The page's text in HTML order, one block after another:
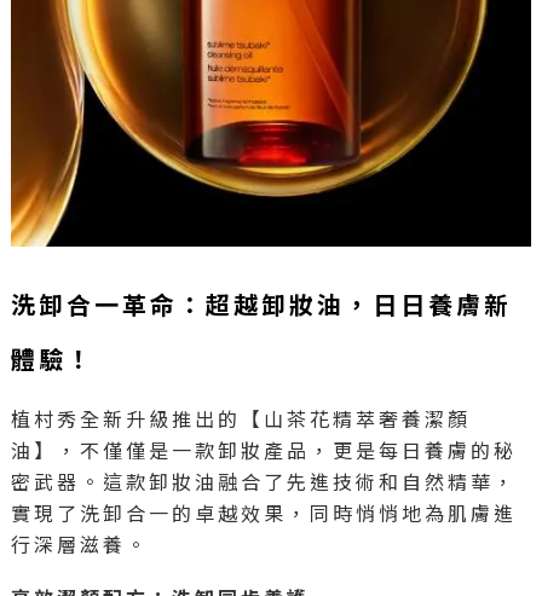
洗卸合一革命：超越卸妝油，日日養膚新
體驗！
植村秀全新升級推出的【山茶花精萃奢養潔顏
油】，不僅僅是一款卸妝產品，更是每日養膚的秘
密武器。這款卸妝油融合了先進技術和自然精華，
實現了洗卸合一的卓越效果，同時悄悄地為肌膚進
行深層滋養。